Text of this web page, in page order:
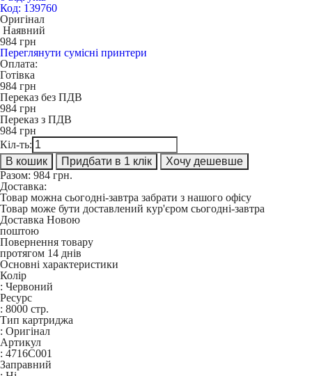
Код: 139760
Оригінал
Наявний
984 грн
Переглянути сумісні принтери
Оплата:
Готівка
984 грн
Переказ без ПДВ
984 грн
Переказ з ПДВ
984 грн
Кіл-ть:
В кошик
Придбати в 1 клік
Хочу дешевше
Разом: 984 грн.
Доставка:
Товар можна сьогодні-завтра забрати з нашого офісу
Товар може бути доставлений кур'єром сьогодні-завтра
Доставка Новою
поштою
Повернення товару
протягом 14 днів
Основні характеристики
Колір
: Червоний
Ресурс
: 8000 стр.
Тип картриджа
: Оригінал
Артикул
: 4716C001
Заправний